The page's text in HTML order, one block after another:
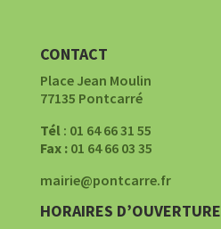
CONTACT
Place Jean Moulin
77135 Pontcarré
Tél : 01 64 66 31 55
Fax :01 64 66 03 35
mairie@pontcarre.fr
HORAIRES D’OUVERTURE